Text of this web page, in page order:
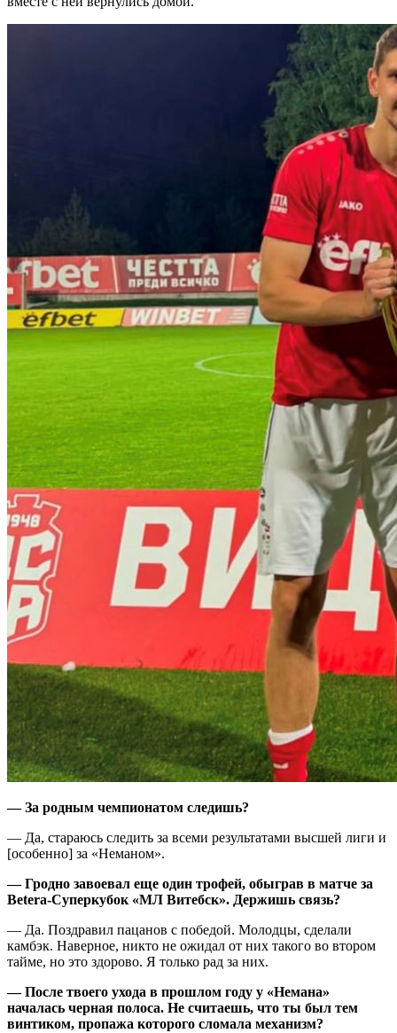
— За родным чемпионатом следишь?
— Да, стараюсь следить за всеми результатами высшей лиги и
[особенно] за «Неманом».
— Гродно завоевал еще один трофей, обыграв в матче за
Betera-Суперкубок «МЛ Витебск». Держишь связь?
— Да. Поздравил пацанов с победой. Молодцы, сделали
камбэк. Наверное, никто не ожидал от них такого во втором
тайме, но это здорово. Я только рад за них.
— После твоего ухода в прошлом году у «Немана»
началась черная полоса. Не считаешь, что ты был тем
винтиком, пропажа которого сломала механизм?